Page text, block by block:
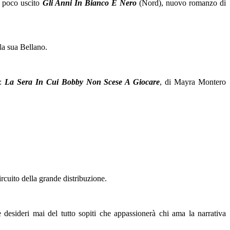
uscito Gli Anni In Bianco E Nero(Nord), nuovo romanzo di
sua Bellano.
La Sera In Cui Bobby Non Scese A Giocare, di Mayra Montero
della grande distribuzione.
mai del tutto sopiti che appassionerà chi ama la narrativa